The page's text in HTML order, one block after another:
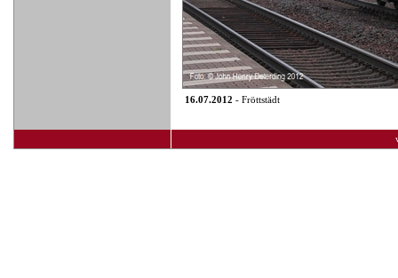
16.07.2012 - Fröttstädt